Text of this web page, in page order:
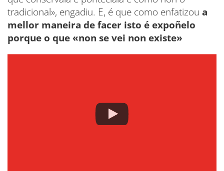
tradicional», engadiu. E, é que como enfatizou a
mellor maneira de facer isto é expoñelo
porque o que «non se vei non existe»